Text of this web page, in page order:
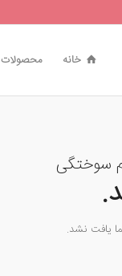
خانه محصولات
سوختگی
یافت نشد.